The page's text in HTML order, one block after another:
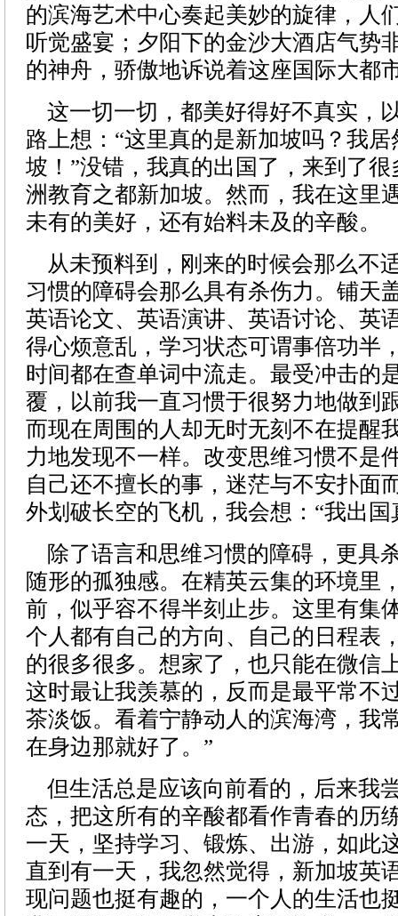
的滨海艺术中心奏起美妙的旋律，人
听觉盛宴；夕阳下的金沙大酒店气势
的神舟，骄傲地诉说着这座国际大都
这一切一切，都美好得好不真实，
路上想：“这里真的是新加坡吗？我
坡！”没错，我真的出国了，来到了
洲教育之都新加坡。然而，我在这里
未有的美好，还有始料未及的辛酸。
从未预料到，刚来的时候会那么不
习惯的障碍会那么具有杀伤力。铺天
英语论文、英语演讲、英语讨论、英
得心烦意乱，学习状态可谓事倍功半
时间都在查单词中流走。最受冲击的
覆，以前我一直习惯于很努力地做到
而现在周围的人却无时无刻不在提醒
力地发现不一样。改变思维习惯不是
自己还不擅长的事，迷茫与不安扑面
外划破长空的飞机，我会想：“我出国
除了语言和思维习惯的障碍，更具
随形的孤独感。在精英云集的环境里
前，似乎容不得半刻止步。这里有集
个人都有自己的方向、自己的日程表
的很多很多。想家了，也只能在微信
这时最让我羡慕的，反而是最平常不
茶淡饭。看着宁静动人的滨海湾，我
在身边那就好了。”
但生活总是应该向前看的，后来我
态，把这所有的辛酸都看作青春的历
一天，坚持学习、锻炼、出游，如此
直到有一天，我忽然觉得，新加坡英
现问题也挺有趣的，一个人的生活